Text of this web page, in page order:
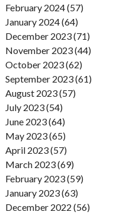
February 2024 (57)
January 2024 (64)
December 2023 (71)
November 2023 (44)
October 2023 (62)
September 2023 (61)
August 2023 (57)
July 2023 (54)
June 2023 (64)
May 2023 (65)
April 2023 (57)
March 2023 (69)
February 2023 (59)
January 2023 (63)
December 2022 (56)